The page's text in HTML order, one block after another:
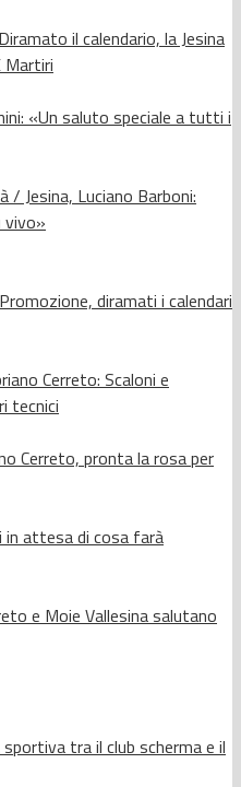
il calendario, la Jesina
Martiri
«Un saluto speciale a tutti i
/ Jesina, Luciano Barboni:
vivo»
diramati i calendari
Cerreto: Scaloni e
tecnici
Cerreto, pronta la rosa per
attesa di cosa farà
e Moie Vallesina salutano
tra il club scherma e il